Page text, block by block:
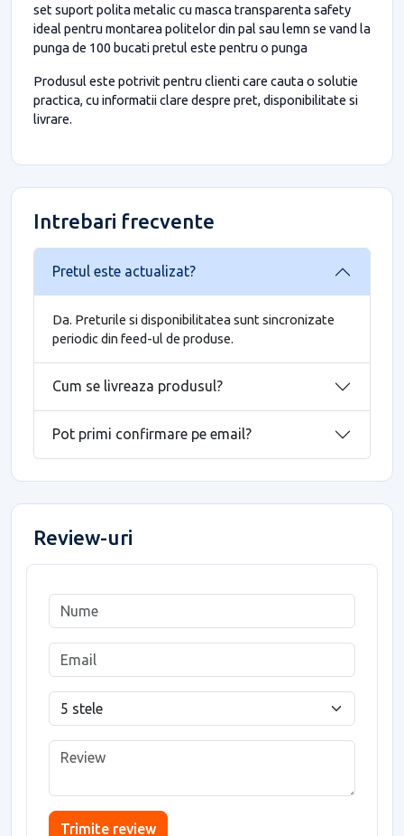
set suport polita metalic cu masca transparenta safety
ideal pentru montarea politelor din pal sau lemn se vand la
punga de 100 bucati pretul este pentru o punga
Produsul este potrivit pentru clienti care cauta o solutie
practica, cu informatii clare despre pret, disponibilitate si
livrare.
Intrebari frecvente
Pretul este actualizat?
Da. Preturile si disponibilitatea sunt sincronizate
periodic din feed-ul de produse.
Cum se livreaza produsul?
Pot primi confirmare pe email?
Review-uri
Trimite review